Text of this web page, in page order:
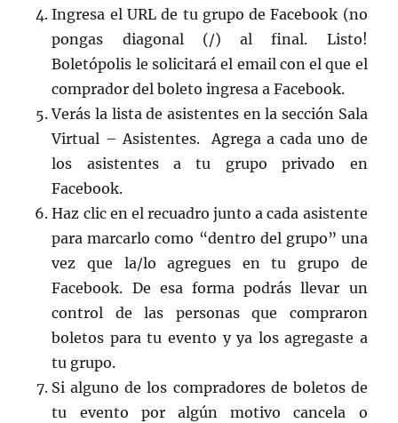
Ingresa el URL de tu grupo de Facebook (no
pongas diagonal (/) al final. Listo!
Boletópolis le solicitará el email con el que el
comprador del boleto ingresa a Facebook.
Verás la lista de asistentes en la sección Sala
Virtual – Asistentes. Agrega a cada uno de
los asistentes a tu grupo privado en
Facebook.
Haz clic en el recuadro junto a cada asistente
para marcarlo como “dentro del grupo” una
vez que la/lo agregues en tu grupo de
Facebook. De esa forma podrás llevar un
control de las personas que compraron
boletos para tu evento y ya los agregaste a
tu grupo.
Si alguno de los compradores de boletos de
tu evento por algún motivo cancela o